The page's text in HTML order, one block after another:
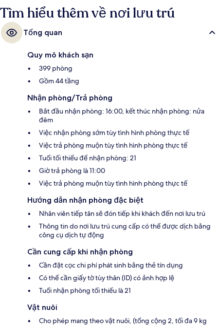
Tìm hiểu thêm về nơi lưu trú
Tổng quan
Quy mô khách sạn
399 phòng
Gồm 44 tầng
Nhận phòng/Trả phòng
Bắt đầu nhận phòng: 16:00, kết thúc nhận phòng: nửa
đêm
Việc nhận phòng sớm tùy tình hình phòng thực tế
Việc trả phòng muộn tùy tình hình phòng thực tế
Tuổi tối thiểu để nhận phòng: 21
Giờ trả phòng là 11:00
Việc trả phòng muộn tùy tình hình phòng thực tế
Hướng dẫn nhận phòng đặc biệt
Nhân viên tiếp tân sẽ đón tiếp khi khách đến nơi lưu trú
Thông tin do nơi lưu trú cung cấp có thể được dịch bằng
công cụ dịch tự động
Cần cung cấp khi nhận phòng
Cần đặt cọc chi phí phát sinh bằng thẻ tín dụng
Có thể cần giấy tờ tùy thân (ID) có ảnh hợp lệ
Tuổi nhận phòng tối thiểu là 21
Vật nuôi
Cho phép mang theo vật nuôi, (tổng cộng 2, tối đa 9 kg